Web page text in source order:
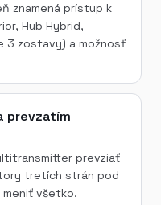
znamená prístup k
Hub Hybrid,
3 zostavy) a možnosť
prevzatím
prevziať
tretích strán pod
všetko.